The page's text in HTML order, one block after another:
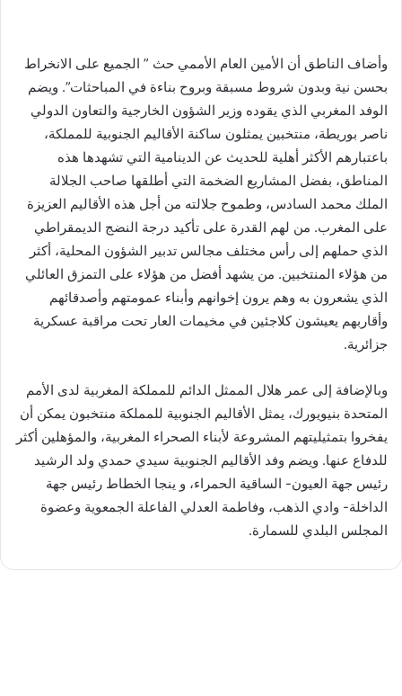
وأضاف الناطق أن الأمين العام الأممي حث ” الجميع على الانخراط
بحسن نية وبدون شروط مسبقة وبروح بناءة في المباحثات”. ويضم
الوفد المغربي الذي يقوده وزير الشؤون الخارجية والتعاون الدولي
ناصر بوريطة، منتخبين يمثلون ساكنة الأقاليم الجنوبية للمملكة،
باعتبارهم الأكثر أهلية للحديث عن الدينامية التي تشهدها هذه
المناطق، بفضل المشاريع الضخمة التي أطلقها صاحب الجلالة
الملك محمد السادس، وطموح جلالته من أجل هذه الأقاليم العزيزة
على المغرب. من لهم القدرة على تأكيد درجة النضج الديمقراطي
الذي حملهم إلى رأس مختلف مجالس تدبير الشؤون المحلية، أكثر
من هؤلاء المنتخبين. من يشهد أفضل من هؤلاء على التمزق العائلي
الذي يشعرون به وهم يرون إخوانهم وأبناء عمومتهم وأصدقائهم
وأقاربهم يعيشون كلاجئين في مخيمات العار تحت مراقبة عسكرية
جزائرية.
وبالإضافة إلى عمر هلال الممثل الدائم للمملكة المغربية لدى الأمم
المتحدة بنيويورك، يمثل الأقاليم الجنوبية للمملكة منتخبون يمكن أن
يفخروا بتمثيليتهم المشروعة لأبناء الصحراء المغربية، والمؤهلين أكثر
للدفاع عنها. ويضم وفد الأقاليم الجنوبية سيدي حمدي ولد الرشيد
رئيس جهة العيون- الساقية الحمراء، و ينجا الخطاط رئيس جهة
الداخلة- وادي الذهب، وفاطمة العدلي الفاعلة الجمعوية وعضوة
المجلس البلدي للسمارة.